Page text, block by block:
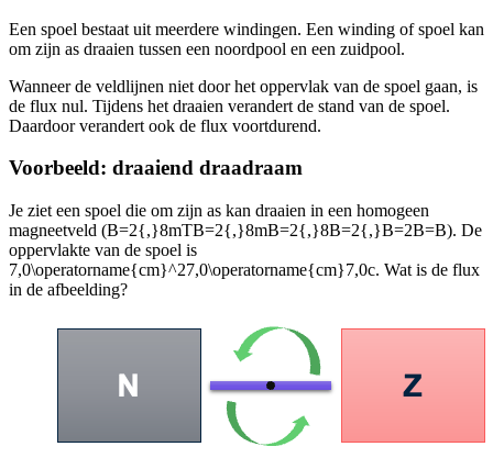
Een spoel bestaat uit meerdere windingen. Een winding of spoel kan
om zijn as draaien tussen een noordpool en een zuidpool.
Wanneer de veldlijnen niet door het oppervlak van de spoel gaan, is
de flux nul. Tijdens het draaien verandert de stand van de spoel.
Daardoor verandert ook de flux voortdurend.
Voorbeeld: draaiend draadraam
Je ziet een spoel die om zijn as kan draaien in een homogeen
magneetveld (B=2{,}8mTB=2{,}8mB=2{,}8B=2{,}B=2B=B). De
oppervlakte van de spoel is
7,0\operatorname{cm}^27,0\operatorname{cm}7,0c. Wat is de flux
in de afbeelding?